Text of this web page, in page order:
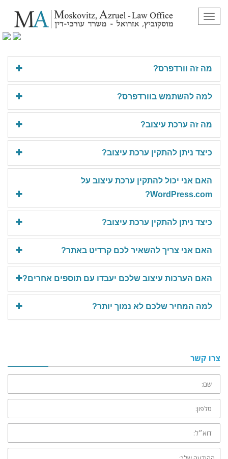
תפריט
שאלות נפוצות
מה זה וורדפרס?
למה להשתמש בוורדפרס?
מה זה ערכת עיצוב?
כיצד ניתן להתקין ערכת עיצוב?
האם אני יכול להתקין ערכת עיצוב על
WordPress.com?
כיצד ניתן להתקין ערכת עיצוב?
האם אני צריך להשאיר לכם קרדיט באתר?
האם הערכות עיצוב שלכם יעבדו עם תוספים אחרים?
למה המחיר שלכם לא נמוך יותר?
צרו קשר
שם:
טלפון:
דוא״ל:
ההודעה
שלך: